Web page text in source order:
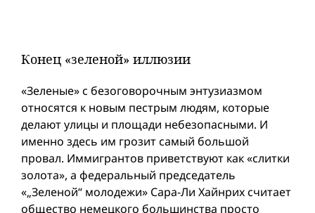
Конец «зеленой» иллюзии
«Зеленые» с безоговорочным энтузиазмом
относятся к новым пестрым людям, которые
делают улицы и площади небезопасными. И
именно здесь им грозит самый большой
провал. Иммигрантов приветствуют как «слитки
золота», а федеральный председатель
«„Зеленой“ молодежи» Сара-Ли Хайнрих считает
общество немецкого большинства просто